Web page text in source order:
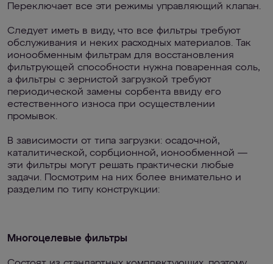
Переключает все эти режимы управляющий клапан.
Следует иметь в виду, что все фильтры требуют
обслуживания и неких расходных материалов. Так
ионообменным фильтрам для восстановления
фильтрующей способности нужна поваренная соль,
а фильтры с зернистой загрузкой требуют
периодической замены сорбента ввиду его
естественного износа при осуществлении
промывок.
В зависимости от типа загрузки: осадочной,
каталитической, сорбционной, ионообменной —
эти фильтры могут решать практически любые
задачи. Посмотрим на них более внимательно и
разделим по типу конструкции:
Многоцелевые фильтры